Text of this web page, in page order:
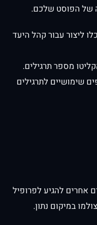
של הפוסט שלכם.
ליצור עבור קהל היעד
מספר תרגילים.
שימושיים לתרגילים
להגיע לפרופיל
במיקום נתון.